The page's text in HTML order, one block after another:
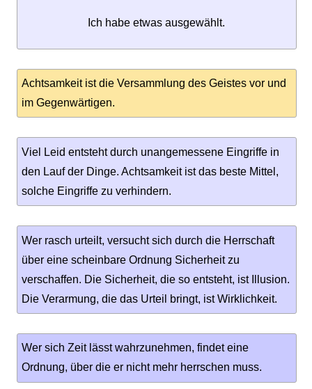
Ich habe etwas ausgewählt.
Achtsamkeit ist die Versammlung des Geistes vor und
im Gegenwärtigen.
Viel Leid entsteht durch unangemessene Eingriffe in
den Lauf der Dinge. Achtsamkeit ist das beste Mittel,
solche Eingriffe zu verhindern.
Wer rasch urteilt, versucht sich durch die Herrschaft
über eine scheinbare Ordnung Sicherheit zu
verschaffen. Die Sicherheit, die so entsteht, ist Illusion.
Die Verarmung, die das Urteil bringt, ist Wirklichkeit.
Wer sich Zeit lässt wahrzunehmen, findet eine
Ordnung, über die er nicht mehr herrschen muss.